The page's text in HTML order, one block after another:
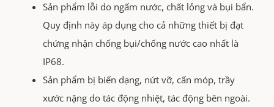
Sản phẩm lỗi do ngấm nước, chất lỏng và bụi bẩn.
Quy định này áp dụng cho cả những thiết bị đạt
chứng nhận chống bụi/chống nước cao nhất là
IP68.
Sản phẩm bị biến dạng, nứt vỡ, cấn móp, trầy
xước nặng do tác động nhiệt, tác động bên ngoài.